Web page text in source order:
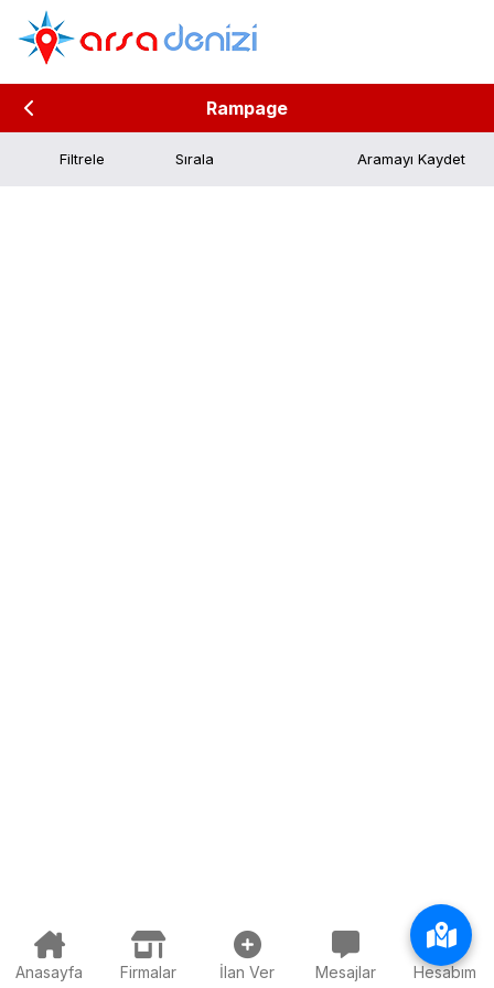
Rampage
Filtrele Aramayı Kaydet
Anasayfa Firmalar İlan Ver Mesajlar Hesabım